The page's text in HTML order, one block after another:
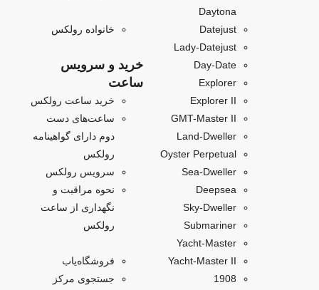
Daytona
Datejust
Lady-Datejust
Day-Date
Explorer
Explorer II
GMT-Master II
Land-Dweller
Oyster Perpetual
Sea-Dweller
Deepsea
Sky‑Dweller
Submariner
Yacht‑Master
Yacht-Master II
1908
خانواده رولکس
خرید و سرویس
ساعت
خرید ساعت رولکس
ساعت‌های دست
دوم دارای گواهینامه
رولکس
سرویس رولکس
نحوه مراقبت و
نگهداری از ساعت
رولکس
فروشگاه‌یاب
جستجوی مرکز